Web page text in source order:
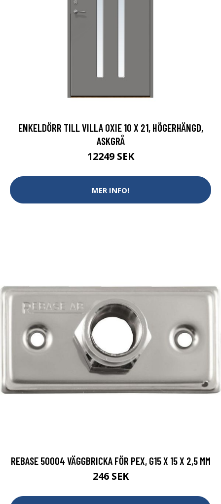
ENKELDÖRR TILL VILLA OXIE 10 X 21, HÖGERHÄNGD,
ASKGRÅ
12249 SEK
MER INFO!
REBASE 50004 VÄGGBRICKA FÖR PEX, G15 X 15 X 2,5 MM
246 SEK